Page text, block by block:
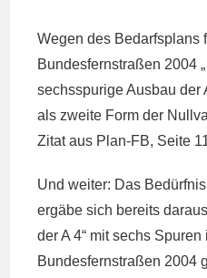
Wegen des Bedarfsplans
Bundesfernstraßen 2004
sechsspurige Ausbau der
als zweite Form der
Zitat aus Plan-FB, Seite
Und weiter: Das
ergäbe sich bereits
der A 4“ mit sechs
Bundesfernstraßen 2004